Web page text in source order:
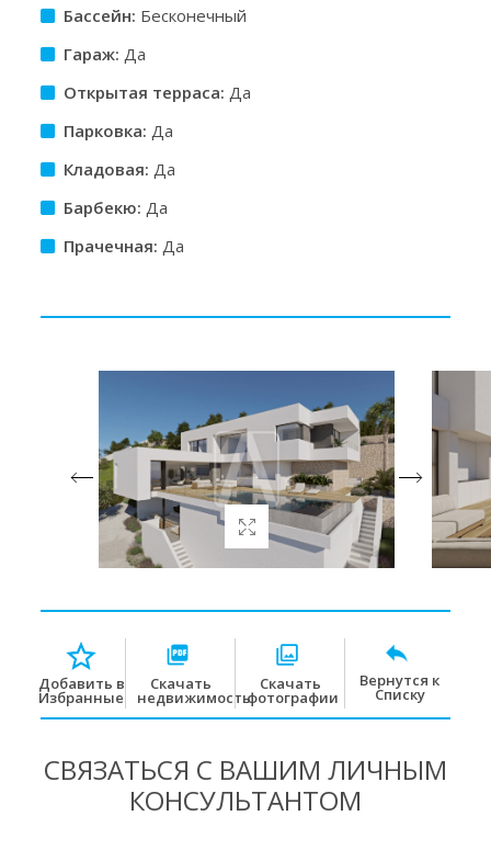
Бассейн: Бесконечный
Гараж: Да
Открытая терраса: Да
Парковка: Да
Кладовая: Да
Барбекю: Да
Прачечная: Да
Добавить в
Избранные
Скачать
недвижимость
Скачать
фотографии
Вернутся к
Списку
СВЯЗАТЬСЯ С ВАШИМ ЛИЧНЫМ
КОНСУЛЬТАНТОМ